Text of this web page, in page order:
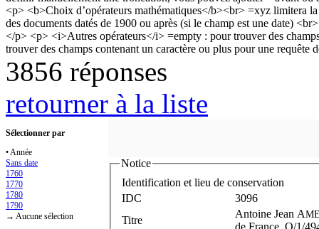
3856 réponses
retourner à la liste
Sélectionner par
• Année
Sans date
1760
1770
1780
1790
→ Aucune sélection
Notice
Identification et lieu de conservation
IDC
3096
Titre
Antoine Jean A
de France, O/1/